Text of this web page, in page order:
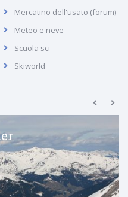
Mercatino dell'usato (forum)
Meteo e neve
Scuola sci
Skiworld